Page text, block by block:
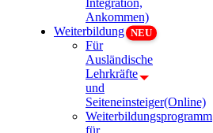
Integration,
Ankommen)
Weiterbildung
Für
Ausländische
Lehrkräfte
und
Seiteneinsteiger(Online)
Weiterbildungsprogramm
für